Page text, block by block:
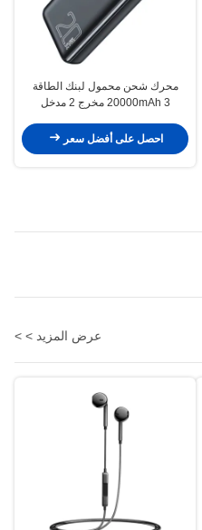
محرك شحن محمول لبنك الطاقة
20000mAh 3 مخرج 2 مدخل
احصل على أفضل سعر
عرض المزيد > >